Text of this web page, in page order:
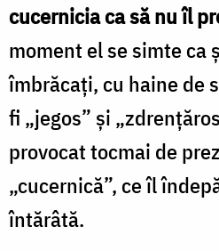
cucernicia ca să nu îl
moment el se simte ca
îmbrăcaţi, cu haine de
fi „jegos” şi
provocat tocmai de
„cucernică”, ce îl
întărâtă.